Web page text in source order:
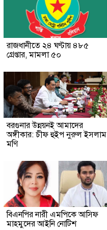
রাজধানীতে ২৪ ঘণ্টায় ৪৮৫
গ্রেপ্তার, মামলা ৫০
বরগুনার উন্নয়নই আমাদের
অঙ্গীকার: চীফ হুইপ নুরুল ইসলাম
মণি
বিএনপির নারী এমপিকে আসিফ
মাহমুদের আইনি নোটিশ